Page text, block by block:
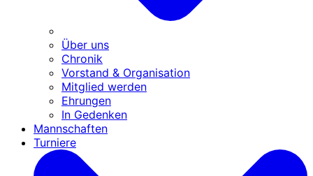
Über uns
Chronik
Vorstand & Organisation
Mitglied werden
Ehrungen
In Gedenken
Mannschaften
Turniere